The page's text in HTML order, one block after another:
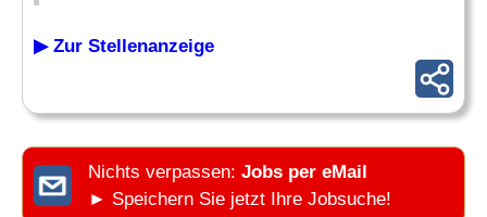
▶ Zur Stellenanzeige
Nichts verpassen: Jobs per eMail
► Speichern Sie jetzt Ihre Jobsuche!